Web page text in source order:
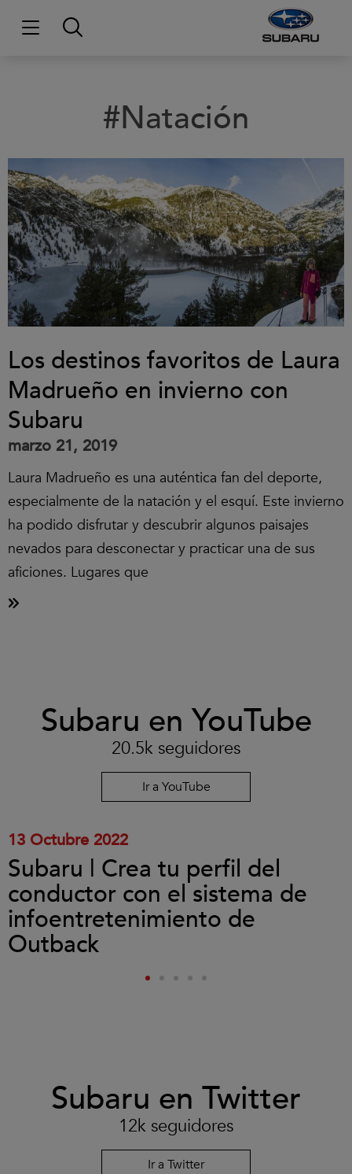
#Natación
Los destinos favoritos de Laura
Madrueño en invierno con
Subaru
marzo 21, 2019
Laura Madrueño es una auténtica fan del deporte,
especialmente de la natación y el esquí. Este invierno
ha podido disfrutar y descubrir algunos paisajes
nevados para desconectar y practicar una de sus
aficiones. Lugares que
Subaru en YouTube
20.5k seguidores
Ir a YouTube
aceptar
13 Octubre 2022
Subaru | Crea tu perfil del
conductor con el sistema de
infoentretenimiento de
Outback
Subaru en Twitter
12k seguidores
Ir a Twitter